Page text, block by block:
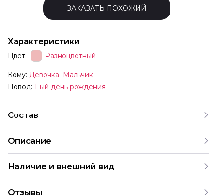
ЗАКАЗАТЬ ПОХОЖИЙ
Характеристики
Цвет: Разноцветный
Кому: Девочка
Мальчик
Повод: 1-ый день рождения
Состав
Описание
шаров с красиво подобранными рисунками Обратите
внимание Шары продаются именно готовыми наборами
это продуманные комбинации которые создают
Наличие и внешний вид
Отзывы